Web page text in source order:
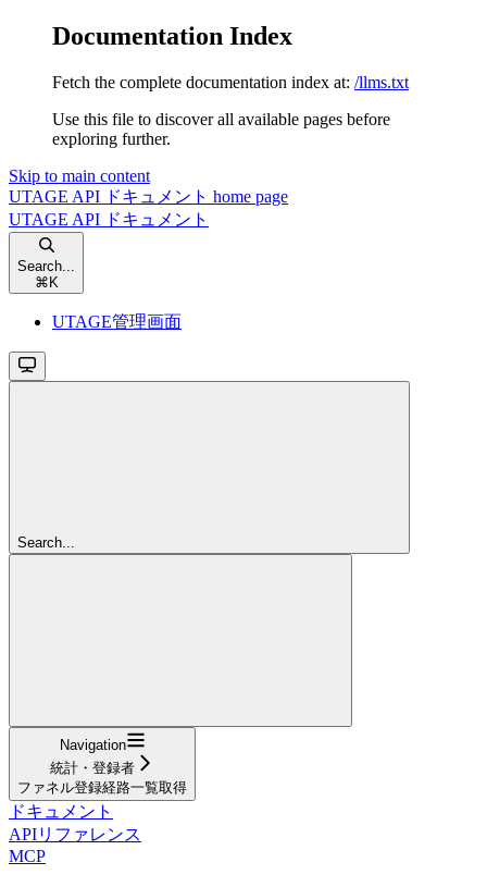
Documentation Index
Fetch the complete documentation index at: /llms.txt
Use this file to discover all available pages before
exploring further.
Skip to main content
UTAGE API ドキュメント home page
UTAGE API ドキュメント
Search...
⌘ K
UTAGE管理画面
Search...
Navigation
統計・登録者
ファネル登録経路一覧取得
ドキュメント
APIリファレンス
MCP